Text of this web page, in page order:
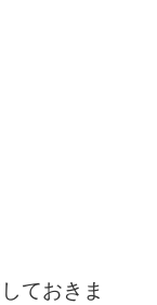
ておきま